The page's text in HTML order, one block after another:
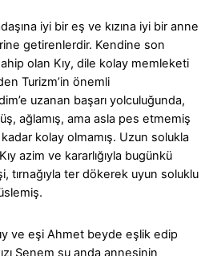
iyi bir eş ve kızına iyi bir anne
getirenlerdir. Kendine son
olan Kıy, dile kolay memleketi
Turizm’in önemli
uzanan başarı yolculuğunda,
ağlamış, ama asla pes etmemiş
kadar kolay olmamış. Uzun solukla
azim ve kararlığıyla bugünkü
tırnağıyla ter dökerek uyun soluklu
ve eşi Ahmet beyde eşlik edip
Senem şu anda annesinin